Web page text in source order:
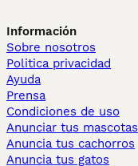
Información
Sobre nosotros
Politica privacidad
Ayuda
Prensa
Condiciones de uso
Anunciar tus mascotas
Anuncia tus cachorros
Anuncia tus gatos